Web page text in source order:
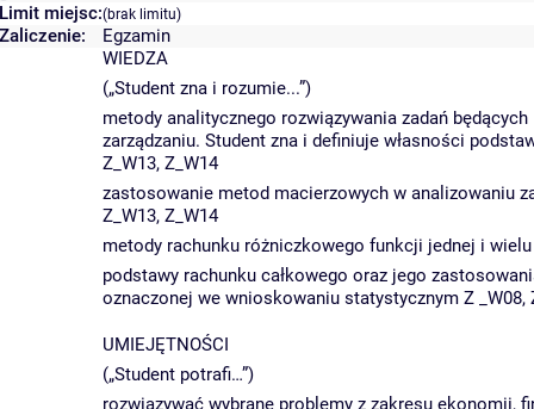
Limit miejsc:(brak limitu)
Zaliczenie: Egzamin
WIEDZA
(„Student zna i rozumie...”)
metody analitycznego rozwiązywania zadań
zarządzaniu. Student zna i definiuje własności
Z_W13, Z_W14
zastosowanie metod macierzowych w analizowaniu
Z_W13, Z_W14
metody rachunku różniczkowego funkcji jednej i
podstawy rachunku całkowego oraz jego
oznaczonej we wnioskowaniu statystycznym Z _W08,
UMIEJĘTNOŚCI
(„Student potrafi…”)
rozwiązywać wybrane problemy z zakresu ekonomii,